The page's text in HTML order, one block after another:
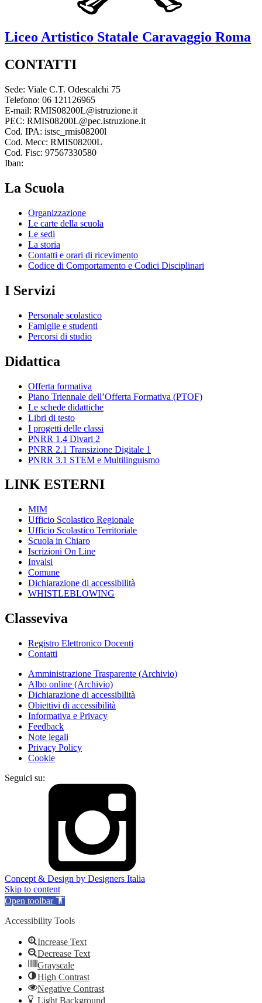
Liceo Artistico Statale Caravaggio Roma
CONTATTI
Sede: Viale C.T. Odescalchi 75
Telefono: 06 121126965
E-mail: RMIS08200L@istruzione.it
PEC: RMIS08200L@pec.istruzione.it
Cod. IPA: istsc_rmis08200l
Cod. Mecc: RMIS08200L
Cod. Fisc: 97567330580
Iban:
La Scuola
Organizzazione
Le carte della scuola
Le sedi
La storia
Contatti e orari di ricevimento
Codice di Comportamento e Codici Disciplinari
I Servizi
Personale scolastico
Famiglie e studenti
Percorsi di studio
Didattica
Offerta formativa
Piano Triennale dell’Offerta Formativa (PTOF)
Le schede didattiche
Libri di testo
I progetti delle classi
PNRR 1.4 Divari 2
PNRR 2.1 Transizione Digitale 1
PNRR 3.1 STEM e Multilinguismo
LINK ESTERNI
MIM
Ufficio Scolastico Regionale
Ufficio Scolastico Territoriale
Scuola in Chiaro
Iscrizioni On Line
Invalsi
Comune
Dichiarazione di accessibilità
WHISTLEBLOWING
Classeviva
Registro Elettronico Docenti
Contatti
Amministrazione Trasparente (Archivio)
Albo online (Archivio)
Dichiarazione di accessibilità
Obiettivi di accessibilità
Informativa e Privacy
Feedback
Note legali
Privacy Policy
Cookie
Seguici su:
Concept & Design by Designers Italia
Skip to content
Open toolbar
Accessibility Tools
Increase Text
Decrease Text
Grayscale
High Contrast
Negative Contrast
Light Background